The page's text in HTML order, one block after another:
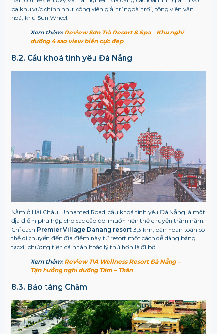
ba khu vực chính như: công viên giải trí ngoài trời, công viên văn
hoá, khu Sun Wheel.
Xem thêm: Review Sơn Trà Resort & Spa – Khu nghỉ
dưỡng 4 sao view biển cực đẹp
8.2. Cầu khoá tình yêu Đà Nẵng
Nằm ở Hải Châu, Unnamed Road, cầu khoá tình yêu Đà Nẵng là một
địa điểm phù hợp cho các cặp đôi muốn hẹn thề chuyện trăm năm.
Chỉ cách Premier Village Danang resort3,3 km, bạn hoàn toàn có
thể di chuyển đến địa điểm này từ resort một cách dễ dàng bằng
tacxi, phương tiện cá nhân hoặc lý thú hơn là đi bộ.
Xem thêm: Review TIA Wellness Resort Đà Nẵng –
Tận hưởng nghỉ dưỡng Tâm – Thân
8.3. Bảo tàng Chăm